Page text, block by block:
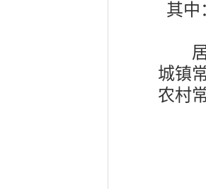
其中
城镇
农村